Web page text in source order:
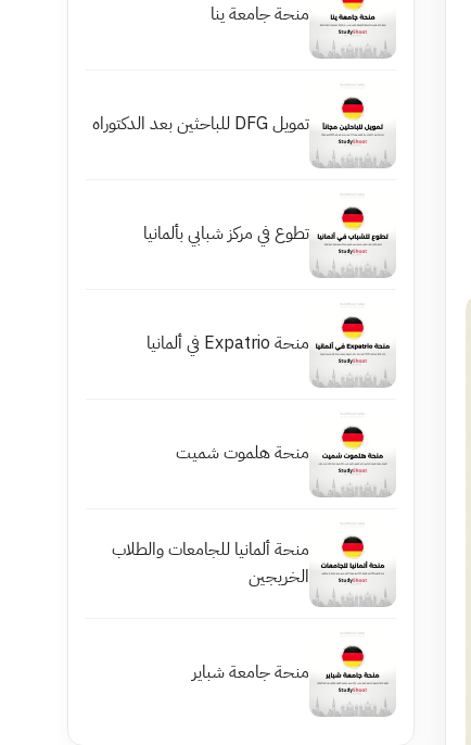
منحة جامعة ينا
تمويل DFG للباحثين بعد الدكتوراه
تطوع في مركز شبابي بألمانيا
منحة Expatrio في ألمانيا
منحة هلموت شميت
منحة ألمانيا للجامعات والطلاب
الخريجين
منحة جامعة شباير